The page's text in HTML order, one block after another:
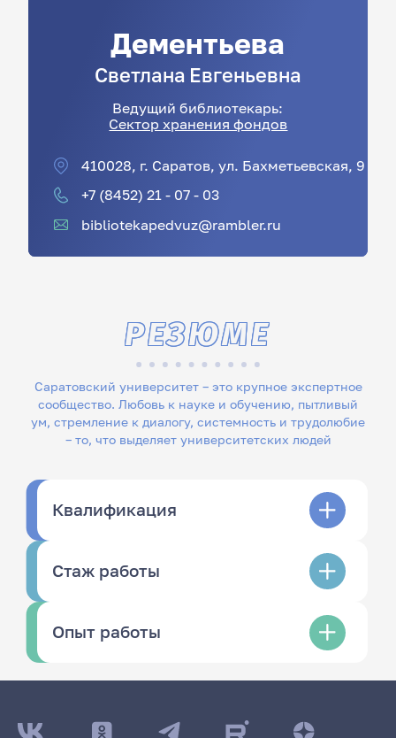
Дементьева
Светлана Евгеньевна
Ведущий библиотекарь:
Сектор хранения фондов
410028, г. Саратов, ул. Бахметьевская, 9
+7 (8452) 21 - 07 - 03
bibliotekapedvuz@rambler.ru
Саратовский университет – это крупное экспертное
сообщество. Любовь к науке и обучению, пытливый
ум, стремление к диалогу, системность и трудолюбие
– то, что выделяет университетских людей
РЕЗЮМЕ
Квалификация
Стаж работы
Опыт работы